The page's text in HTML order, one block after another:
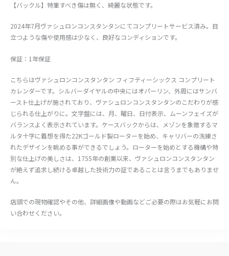
【バックル】特筆すべき傷は無く、綺麗な状態です。
2024年7月ヴァシュロンコンスタンタンにてコンプリートサービス済み。目
立つような傷や使用感は少なく、良好なコンディションです。
保証：1年保証
こちらはヴァシュロンコンスタンタン フィフティーシックス コンプリート
カレンダーです。シルバーダイヤルの中央にはオパーリン、外周にはサンバ
ースト仕上げが施されており、ヴァシュロンコンスタンタンのこだわりが感
じられる仕上がりに。文字盤には、月、曜日、日付表示、ムーンフェイズが
バランスよく表示されています。ケースバックからは、メゾンを象徴するマ
ルタ十字に着想を得た22Kゴールド製ローターを始め、キャリバーの洗練さ
れたデザインを眺める事ができるでしょう。ローターを始めとする機構や特
別な仕上げの美しさは、1755年の創業以来、ヴァシュロンコンスタンタン
が絶えず追求し続ける卓越した技術力の証であることは言うまでもありませ
ん。
店頭での現物確認やその他、詳細画像や動画などご必要の際はお気軽にお問
い合わせください。